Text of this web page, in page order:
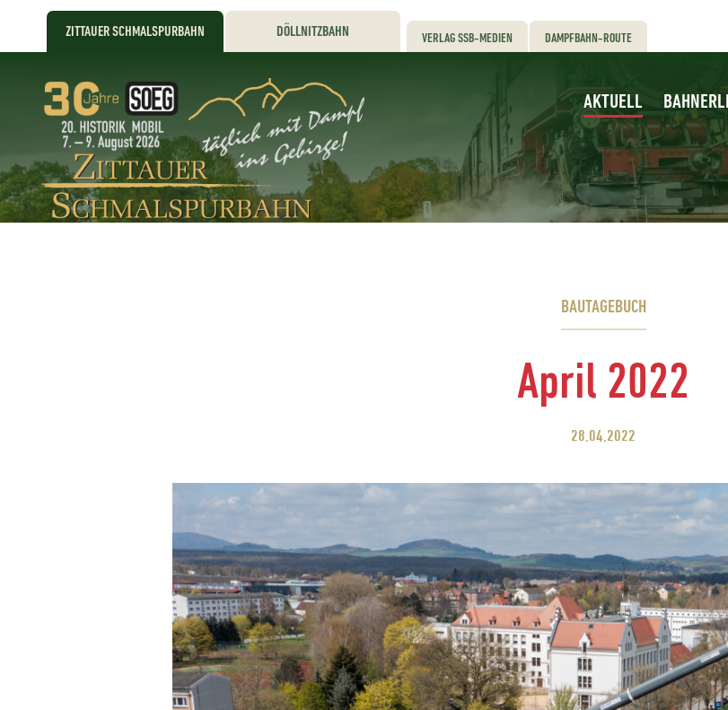
ZITTAUER SCHMALSPURBAHN DÖLLNITZBAHN VERLAG SSB-MEDIEN DAMPFBAHN-ROUTE
AKTUELL
BAUTAGEBUCH
April 2022
28.04.2022